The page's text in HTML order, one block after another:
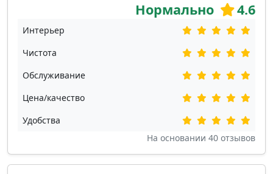
Нормально 4.6
Интерьер
Чистота
Обслуживание
Цена/качество
Удобства
На основании 40 отзывов